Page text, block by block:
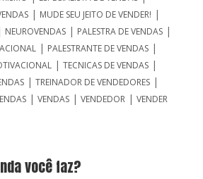
| MUDE SEU JEITO DE VENDER! |
NEUROVENDAS| PALESTRA DE VENDAS|
| PALESTRANTE DE VENDAS|
| TECNICAS DE VENDAS|
| TREINADOR DE VENDEDORES|
| VENDAS| VENDEDOR| VENDER
você faz?